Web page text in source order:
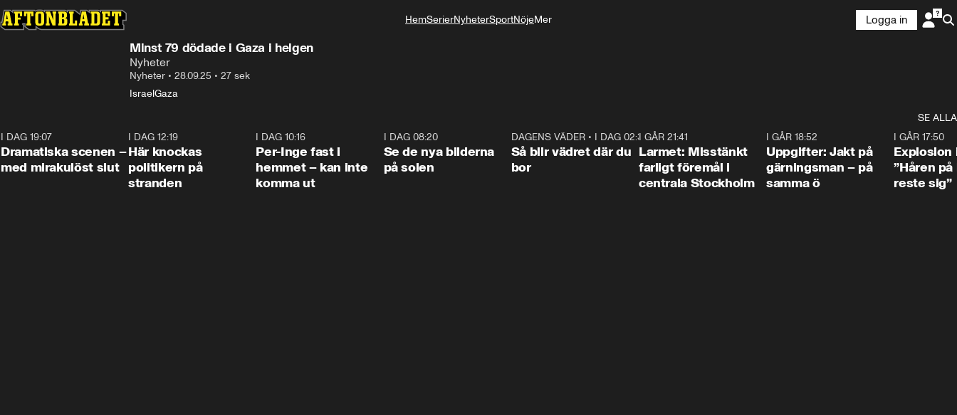
HemSerierNyheterSportNöjeMer
Logga in
Minst 79 dödade i Gaza i helgen
Nyheter
Nyheter • 28.09.25 • 27 sek
IsraelGaza
SE ALLA
I DAG 19:07
Dramatiska scenen –
med mirakulöst slut
I DAG 12:19
Här knockas
politikern på
stranden
I DAG 10:16
Per-Inge fast i
hemmet – kan inte
komma ut
I DAG 08:20
Se de nya bilderna
på solen
1:06
DAGENS VÄDER• I DAG 02:30
Så blir vädret där du
bor
I GÅR 21:41
Larmet: Misstänkt
farligt föremål i
centrala Stockholm
I GÅR 18:52
Uppgifter: Jakt på
gärningsman – på
samma ö
I GÅR 17:50
Explosion
”Håren
reste sig”